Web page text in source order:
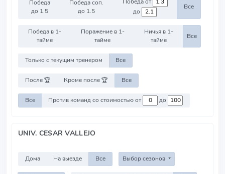
Победа
до 1.5
Победа соп.
до 1.5
Победа от
до
Все
Победа в 1-
тайме
Поражение в 1-
тайме
Ничья в 1-
тайме
Все
Только с текущим тренером Все
После 🏆 Кроме после 🏆 Все
Все Против команд со стоимостью от до
UNIV. CESAR VALLEJO
Дома На выезде Все Выбор сезонов